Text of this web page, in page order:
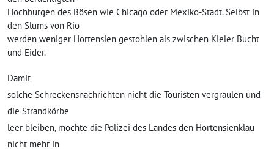
Hochburgen des Bösen wie Chicago oder Mexiko-Stadt. Selbst in
den Slums von Rio
werden weniger Hortensien gestohlen als zwischen Kieler Bucht
und Eider.
Damit
solche Schreckensnachrichten nicht die Touristen vergraulen und
die Strandkörbe
leer bleiben, möchte die Polizei des Landes den Hortensienklau
nicht mehr in